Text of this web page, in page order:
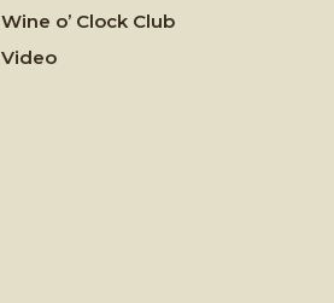
Wine o’ Clock Club
Video